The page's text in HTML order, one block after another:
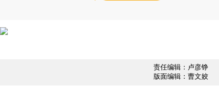
责任编辑：卢彦铮
版面编辑：曹文姣